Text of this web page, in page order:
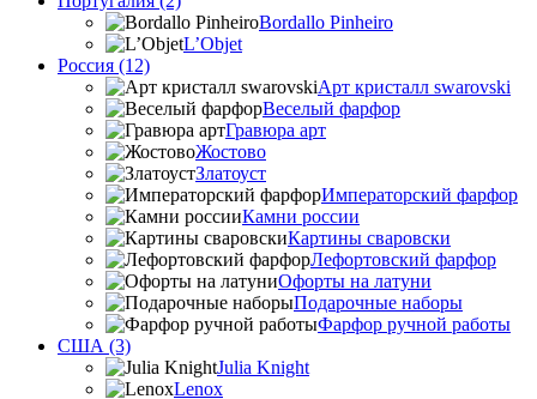
Bordallo Pinheiro
L’Objet
Россия (12)
Арт кристалл swarovski
Веселый фарфор
Гравюра арт
Жостово
Златоуст
Императорский фарфор
Камни россии
Картины сваровски
Лефортовский фарфор
Офорты на латуни
Подарочные наборы
Фарфор ручной работы
США (3)
Julia Knight
Lenox